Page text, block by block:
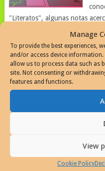
Manage
To provide the best experiences,
and/or access device information.
allow us to process data such as
site. Not consenting or
features and functions.
View
Cookie Policy
"Literatos", algunas notas
EXHIBICION DE
CARICATURAS
cuarto centenario de la muerte